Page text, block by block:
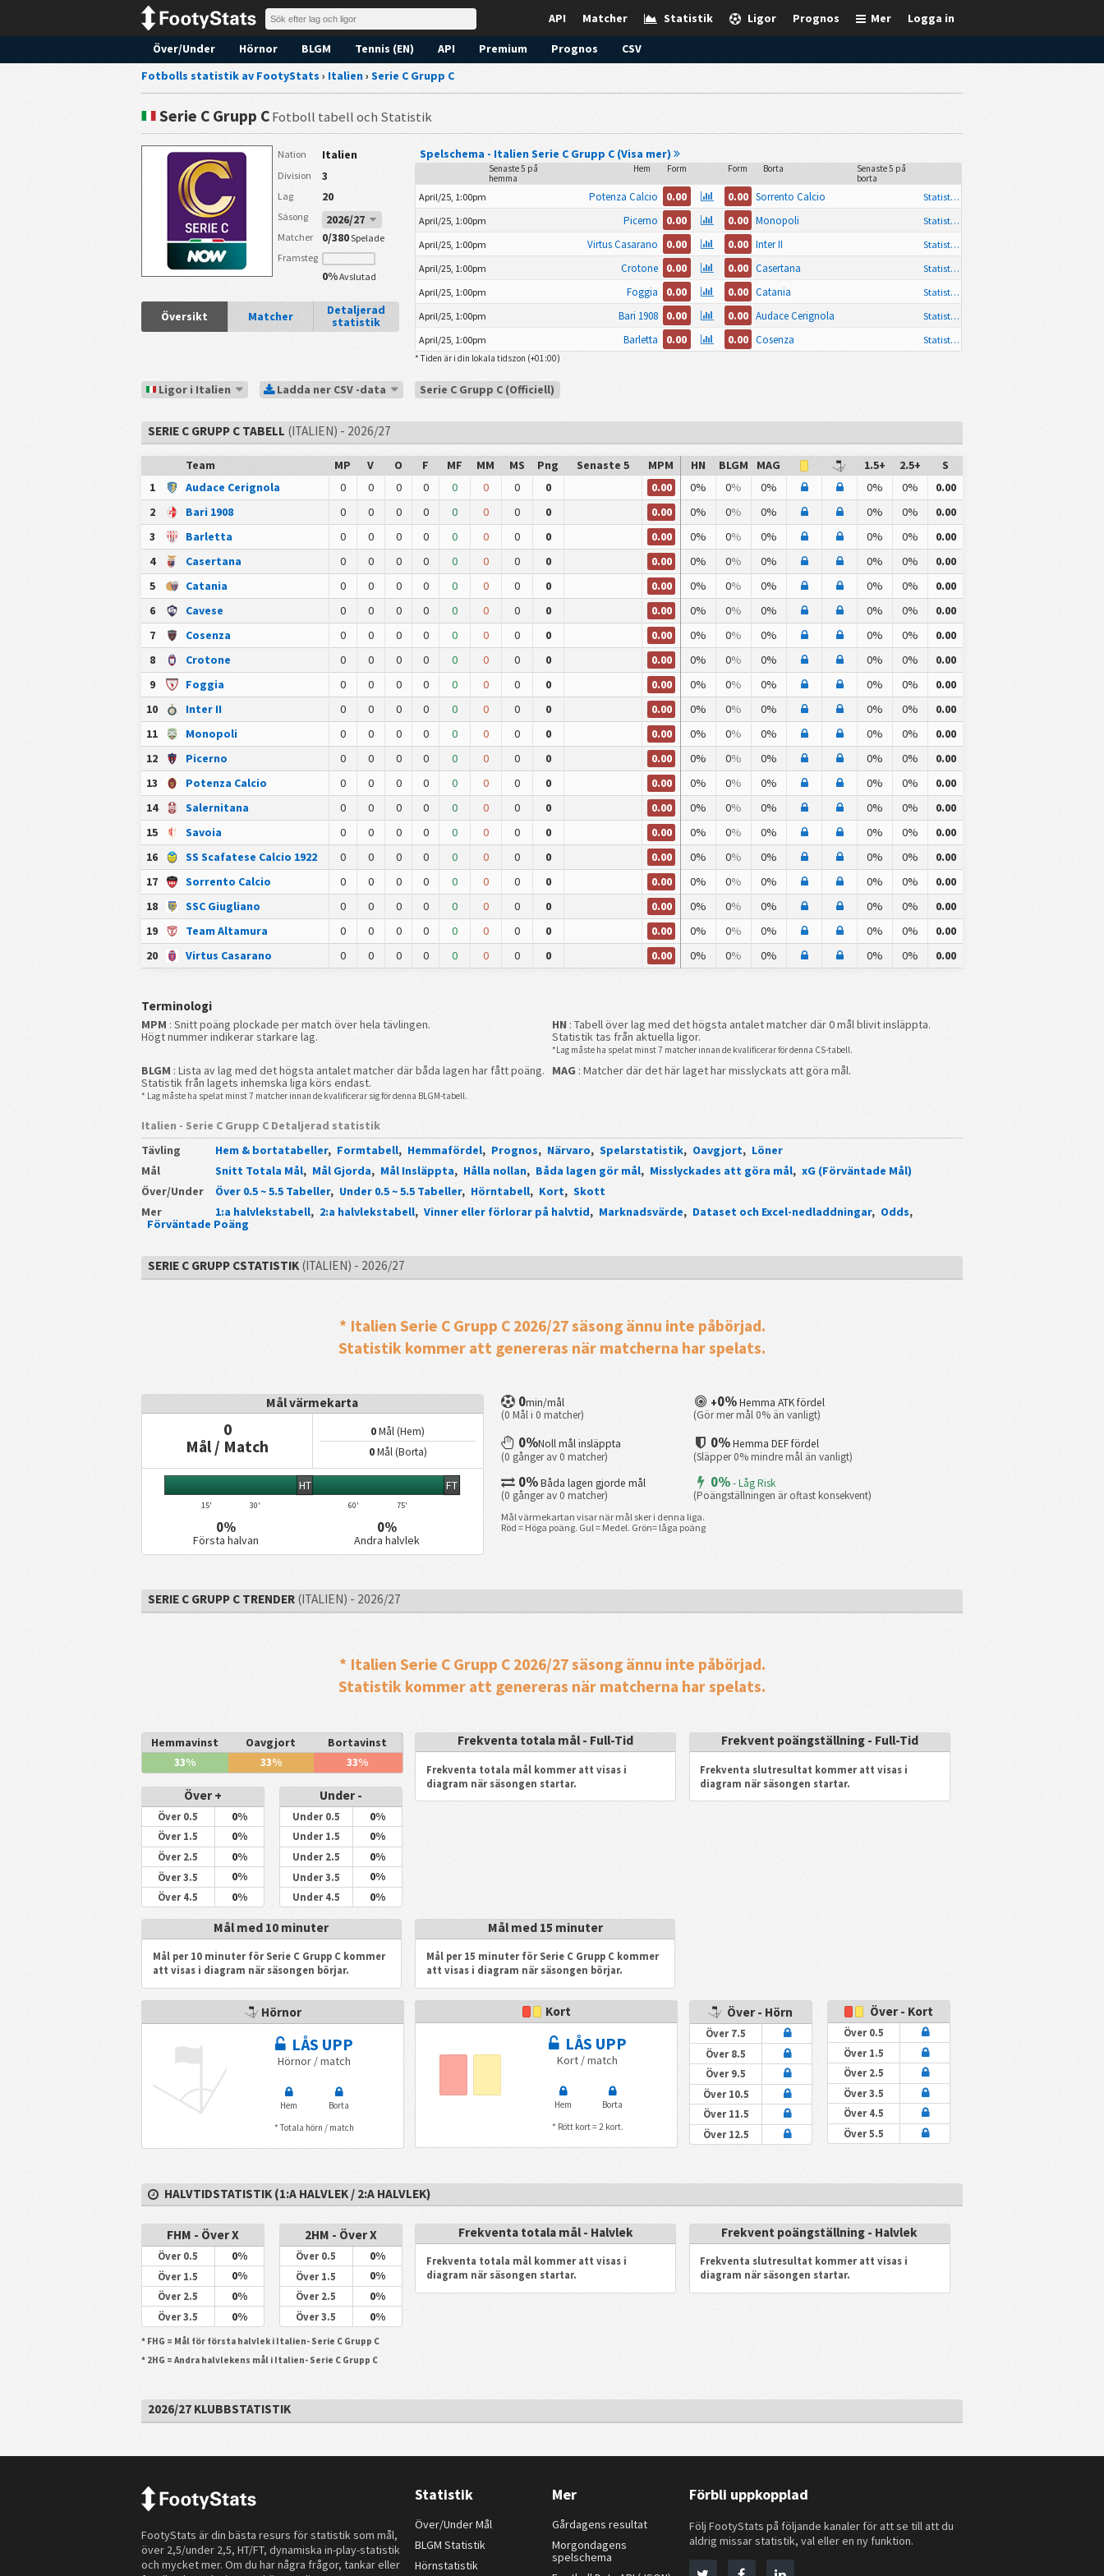
Logga in
Mer
Prognos
Ligor
Statistik
Matcher
API
Över/Under Hörnor BLGM Tennis (EN) API Premium Prognos
CSV
Fotbolls statistik av FootyStats › Italien› Serie C Grupp C
Serie C Grupp CFotboll tabell och Statistik
Nation Italien
Division 3
Lag 20
Säsong 2026/27
Matcher 0/380Spelade
Framsteg
0%Avslutad
Översikt Matcher
Detaljerad
statistik
Spelschema - Italien Serie C Grupp C (Visa mer)
Senaste 5 på
hemma
Hem Form Form Borta
Senaste 5 på
borta
April/25, 1:00pm Potenza Calcio 0.00 0.00 Sorrento Calcio
Statistik
April/25, 1:00pm
Picerno 0.00 0.00 Monopoli
Statistik
April/25, 1:00pm
Virtus Casarano 0.00 0.00 Inter II
Statistik
April/25, 1:00pm
Crotone 0.00 0.00 Casertana
Statistik
April/25, 1:00pm
Foggia 0.00 0.00 Catania
Statistik
April/25, 1:00pm
Bari 1908 0.00 0.00 Audace Cerignola
Statistik
April/25, 1:00pm
Barletta 0.00 0.00 Cosenza Statistik
* Tiden är i din lokala tidszon (+01:00)
Ligor i Italien Ladda ner CSV -data Serie C Grupp C (Officiell)
SERIE C GRUPP C TABELL (ITALIEN) - 2026/27
Team MP V O F MF MM MS Png Senaste 5 MPM HN BLGM MAG 1.5+ 2.5+
S
1
Audace Cerignola 0 0 0 0 0 0 0 0 0.00 0% 0% 0% 0% 0%
0.00
2
Bari 1908 0 0 0 0 0 0 0 0 0.00 0% 0% 0% 0% 0%
0.00
3
Barletta 0 0 0 0 0 0 0 0 0.00 0% 0% 0% 0% 0%
0.00
4
Casertana 0 0 0 0 0 0 0 0 0.00 0% 0% 0% 0% 0%
0.00
5
Catania 0 0 0 0 0 0 0 0 0.00 0% 0% 0% 0% 0%
0.00
6
Cavese 0 0 0 0 0 0 0 0 0.00 0% 0% 0% 0% 0%
0.00
7
Cosenza 0 0 0 0 0 0 0 0 0.00 0% 0% 0% 0% 0%
0.00
8
Crotone 0 0 0 0 0 0 0 0 0.00 0% 0% 0% 0% 0%
0.00
9
Foggia 0 0 0 0 0 0 0 0 0.00 0% 0% 0% 0% 0%
0.00
10
Inter II 0 0 0 0 0 0 0 0 0.00 0% 0% 0% 0% 0%
0.00
11
Monopoli 0 0 0 0 0 0 0 0 0.00 0% 0% 0% 0% 0%
0.00
12
Picerno 0 0 0 0 0 0 0 0 0.00 0% 0% 0% 0% 0%
0.00
13
Potenza Calcio 0 0 0 0 0 0 0 0 0.00 0% 0% 0% 0% 0%
0.00
14
Salernitana 0 0 0 0 0 0 0 0 0.00 0% 0% 0% 0% 0%
0.00
15
Savoia 0 0 0 0 0 0 0 0 0.00 0% 0% 0% 0% 0%
0.00
16
SS Scafatese Calcio 1922 0 0 0 0 0 0 0 0 0.00 0% 0% 0% 0% 0%
0.00
17
Sorrento Calcio 0 0 0 0 0 0 0 0 0.00 0% 0% 0% 0% 0%
0.00
18
SSC Giugliano 0 0 0 0 0 0 0 0 0.00 0% 0% 0% 0% 0%
0.00
19
Team Altamura 0 0 0 0 0 0 0 0 0.00 0% 0% 0% 0% 0%
0.00
20
Virtus Casarano 0 0 0 0 0 0 0 0 0.00 0% 0% 0% 0% 0% 0.00
Terminologi
MPM : Snitt poäng plockade per match över hela tävlingen.
Högt nummer indikerar starkare lag.
HN : Tabell över lag med det högsta antalet matcher där 0 mål blivit insläppta.
Statistik tas från aktuella ligor.
*Lag måste ha spelat minst 7 matcher innan de kvalificerar för denna CS-tabell.
BLGM : Lista av lag med det högsta antalet matcher där båda lagen har fått poäng.
Statistik från lagets inhemska liga körs endast.
* Lag måste ha spelat minst 7 matcher innan de kvalificerar sig för denna BLGM-tabell.
MAG : Matcher där det här laget har misslyckats att göra mål.
Italien - Serie C Grupp C Detaljerad statistik
Tävling
Hem & bortatabeller, Formtabell, Hemmafördel, Prognos, Närvaro, Spelarstatistik, Oavgjort, Löner
Mål
Snitt Totala Mål, Mål Gjorda, Mål Insläppta, Hålla nollan, Båda lagen gör mål, Misslyckades att göra mål, xG (Förväntade Mål)
Över/Under
Över 0.5 ~ 5.5 Tabeller, Under 0.5 ~ 5.5 Tabeller, Hörntabell, Kort, Skott
Mer
1:a halvlekstabell, 2:a halvlekstabell, Vinner eller förlorar på halvtid, Marknadsvärde, Dataset och Excel-nedladdningar, Odds,
Förväntade Poäng
SERIE C GRUPP CSTATISTIK(ITALIEN) - 2026/27
* Italien Serie C Grupp C 2026/27 säsong ännu inte påbörjad.
Statistik kommer att genereras när matcherna har spelats.
Mål värmekarta
0
Mål / Match
0Mål (Hem)
0Mål (Borta)
15' 30'
HT
60' 75'
FT
0%
Första halvan
0%
Andra halvlek
0min/mål
(0 Mål i 0 matcher)
+0%Hemma ATK fördel
(Gör mer mål 0% än vanligt)
0%Noll mål insläppta
(0 gånger av 0 matcher)
0%Hemma DEF fördel
(Släpper 0% mindre mål än vanligt)
0%Båda lagen gjorde mål
(0 gånger av 0 matcher)
0%- Låg Risk
(Poängställningen är oftast konsekvent)
Mål värmekartan visar när mål sker i denna liga.
Röd = Höga poäng. Gul = Medel. Grön= låga poäng
SERIE C GRUPP C TRENDER(ITALIEN) - 2026/27
* Italien Serie C Grupp C 2026/27 säsong ännu inte påbörjad.
Statistik kommer att genereras när matcherna har spelats.
Hemmavinst Oavgjort
Bortavinst
33%
33% 33%
Över +
Över 0.5 0%
Över 1.5 0%
Över 2.5 0%
Över 3.5 0%
Över 4.5 0%
Under -
Under 0.5 0%
Under 1.5 0%
Under 2.5 0%
Under 3.5 0%
Under 4.5 0%
Frekventa totala mål - Full-Tid
Frekventa totala mål kommer att visas i
diagram när säsongen startar.
Frekvent poängställning - Full-Tid
Frekventa slutresultat kommer att visas i
diagram när säsongen startar.
Mål med 10 minuter
Mål per 10 minuter för Serie C Grupp C kommer
att visas i diagram när säsongen börjar.
Mål med 15 minuter
Mål per 15 minuter för Serie C Grupp C kommer
att visas i diagram när säsongen börjar.
Hörnor
LÅS UPP
Hörnor / match
Hem
Borta
* Totala hörn / match
Kort
LÅS UPP
Kort / match
Hem
Borta
* Rött kort = 2 kort.
Över - Hörn
Över 7.5
Över 8.5
Över 9.5
Över 10.5
Över 11.5
Över 12.5
Över - Kort
Över 0.5
Över 1.5
Över 2.5
Över 3.5
Över 4.5
Över 5.5
HALVTIDSTATISTIK (1:A HALVLEK / 2:A HALVLEK)
FHM - Över X
Över 0.5 0%
Över 1.5 0%
Över 2.5 0%
Över 3.5 0%
2HM - Över X
Över 0.5 0%
Över 1.5 0%
Över 2.5 0%
Över 3.5 0%
* FHG = Mål för första halvlek i Italien- Serie C Grupp C
* 2HG = Andra halvlekens mål i Italien- Serie C Grupp C
Frekventa totala mål - Halvlek
Frekventa totala mål kommer att visas i
diagram när säsongen startar.
Frekvent poängställning - Halvlek
Frekventa slutresultat kommer att visas i
diagram när säsongen startar.
2026/27 KLUBBSTATISTIK
FootyStats är din bästa resurs för statistik som mål,
över 2,5/under 2,5, HT/FT, dynamiska in-play-statistik
och mycket mer. Om du har några frågor, tankar eller
Statistik
Över/Under Mål
BLGM Statistik
Hörnstatistik
Mer
Gårdagens resultat
Morgondagens
spelschema
Förbli uppkopplad
Följ FootyStats på följande kanaler för att se till att du
aldrig missar statistik, val eller en ny funktion.